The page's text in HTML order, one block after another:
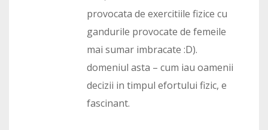
provocata de exercitiile fizice cu
gandurile provocate de femeile
mai sumar imbracate :D).
domeniul asta – cum iau oamenii
decizii in timpul efortului fizic, e
fascinant.